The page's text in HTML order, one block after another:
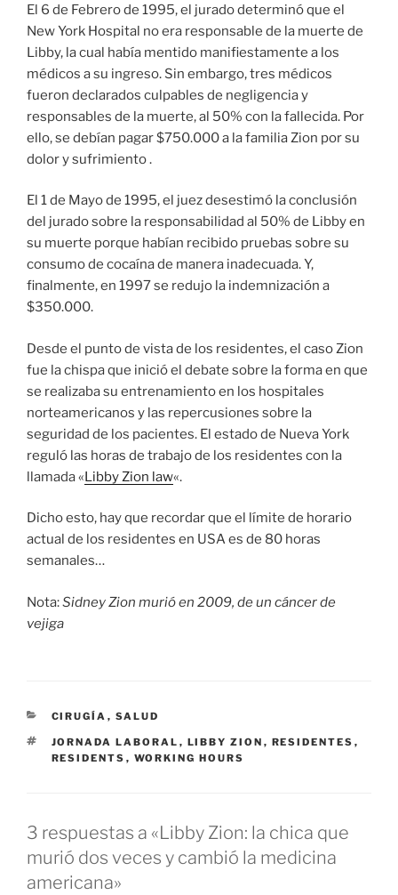
El 6 de Febrero de 1995, el jurado determinó que el
New York Hospital no era responsable de la muerte de
Libby, la cual había mentido manifiestamente a los
médicos a su ingreso. Sin embargo, tres médicos
fueron declarados culpables de negligencia y
responsables de la muerte, al 50% con la fallecida. Por
ello, se debían pagar $750.000 a la familia Zion por su
dolor y sufrimiento .
El 1 de Mayo de 1995, el juez desestimó la conclusión
del jurado sobre la responsabilidad al 50% de Libby en
su muerte porque habían recibido pruebas sobre su
consumo de cocaína de manera inadecuada. Y,
finalmente, en 1997 se redujo la indemnización a
$350.000.
Desde el punto de vista de los residentes, el caso Zion
fue la chispa que inició el debate sobre la forma en que
se realizaba su entrenamiento en los hospitales
norteamericanos y las repercusiones sobre la
seguridad de los pacientes. El estado de Nueva York
reguló las horas de trabajo de los residentes con la
llamada «Libby Zion law«.
Dicho esto, hay que recordar que el límite de horario
actual de los residentes en USA es de 80 horas
semanales…
Nota:Sidney Zion murió en 2009, de un cáncer de
vejiga
CATEGORÍAS
CIRUGÍA , SALUD
ETIQUETAS
JORNADA LABORAL , LIBBY ZION , RESIDENTES ,
RESIDENTS , WORKING HOURS
3 respuestas a «Libby Zion: la chica que
murió dos veces y cambió la medicina
americana»